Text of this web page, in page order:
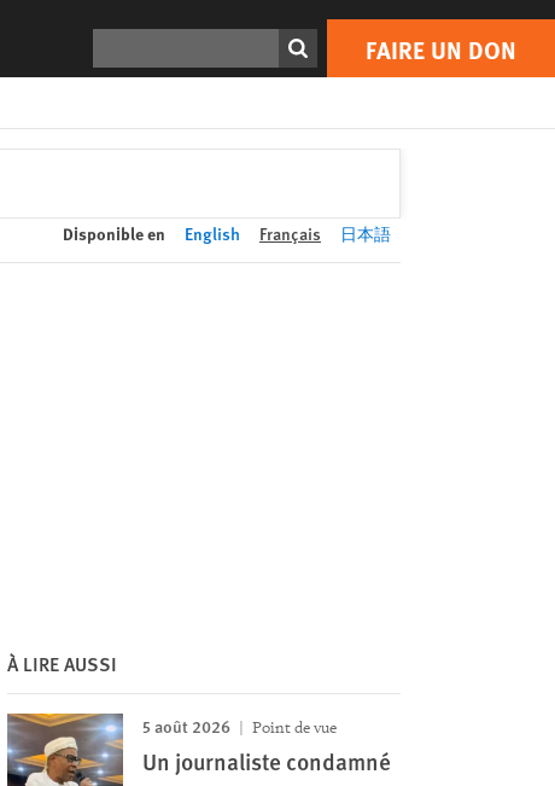
FAIRE UN DON
Print FAIRE UN DON
Disponible en English Français 日本語
À LIRE AUSSI
5 août 2026 Point de vue
Un journaliste condamné